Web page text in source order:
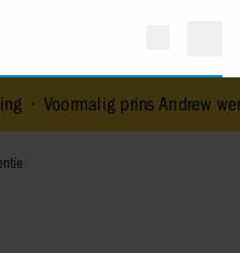
Voormalig prins Andrew werd